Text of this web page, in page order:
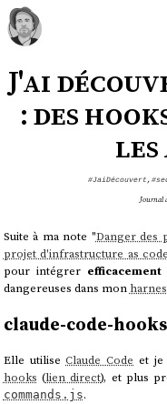
J'ai
: des
les
#JaiDécouvert,
Journal
Suite à ma note "Danger des
projet d'infrastructure as code
pour intégrer efficacement
dangereuses dans mon
claude-code-hooks
Elle utiliseClaude Code et je
hooks (lien direct), et plus
commands.js.